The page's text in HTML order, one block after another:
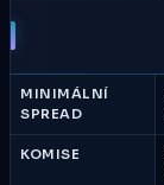
MINIMÁLNÍ
SPREAD
KOMISE